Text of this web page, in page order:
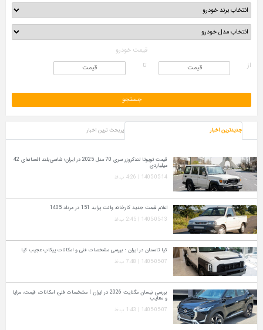
قیمت خودرو
از
تا
جدیدترین اخبار پربحث ترین اخبار
قیمت تویوتا لندکروزر سری 70 مدل 2025 در ایران؛ شاسی‌بلند افسانه‌ای 42
میلیاردی
1405-05-14 | 4:26 ب.ظ
اعلام قیمت جدید کارخانه وانت پراید 151 در مرداد 1405
1405-05-13 | 2:45 ب.ظ
کیا تاسمان در ایران ؛ بررسی مشخصات فنی و امکانات پیکاپ عجیب کیا
1405-05-07 | 7:48 ب.ظ
بررسی نیسان مگنایت 2026 در ایران | مشخصات فنی، امکانات، قیمت، مزایا
و معایب
1405-05-07 | 1:43 ب.ظ